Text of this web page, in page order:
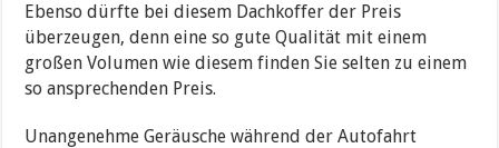
Ebenso dürfte bei diesem Dachkoffer der Preis
überzeugen, denn eine so gute Qualität mit einem
großen Volumen wie diesem finden Sie selten zu einem
so ansprechenden Preis.
Unangenehme Geräusche während der Autofahrt